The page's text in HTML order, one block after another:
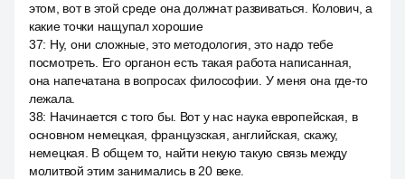
этом, вот в этой среде она должнат развиваться. Колович, а
какие точки нащупал хорошие
37: Ну, они сложные, это методология, это надо тебе
посмотреть. Его органон есть такая работа написанная,
она напечатана в вопросах философии. У меня она где-то
лежала.
38: Начинается с того бы. Вот у нас наука европейская, в
основном немецкая, французская, английская, скажу,
немецкая. В общем то, найти некую такую связь между
молитвой этим занимались в 20 веке.